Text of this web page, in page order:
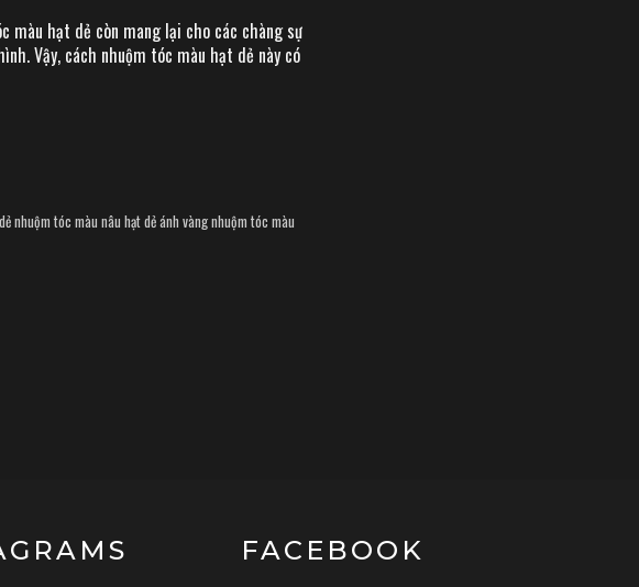
màu hạt dẻ còn mang lại cho các chàng sự
Vậy, cách nhuộm tóc màu hạt dẻ này có
nhuộm tóc màu nâu hạt dẻ ánh vàngnhuộm tóc màu
FACEBOOK